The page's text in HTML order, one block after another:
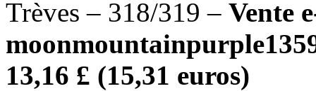
Trèves – 318/319 – Vente
13,16 £ (15,31 euros)